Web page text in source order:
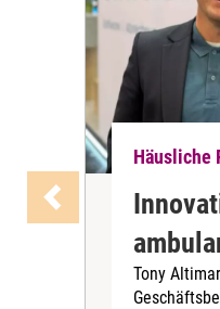
Häusliche
Tony